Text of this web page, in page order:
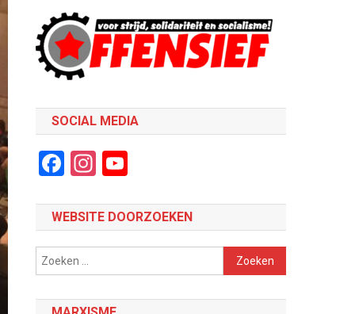
SOCIAL MEDIA
Facebook
Instagram
WEBSITE DOORZOEKEN
Zoeken
naar: